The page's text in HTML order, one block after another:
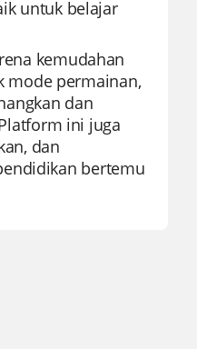
untuk belajar
kemudahan
mode permainan,
dan
ini juga
dan
bertemu